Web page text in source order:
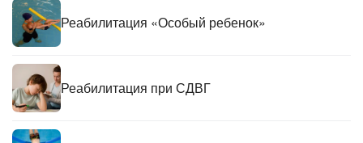
Реабилитация «Особый ребенок»
Реабилитация при СДВГ